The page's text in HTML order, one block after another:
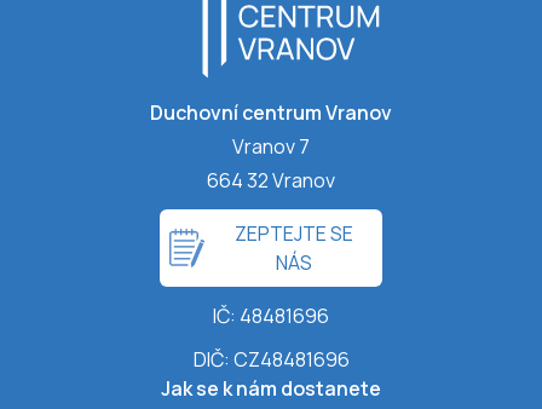
Duchovní centrum Vranov
Vranov 7
664 32 Vranov
ZEPTEJTE SE
NÁS
IČ: 48481696
DIČ: CZ48481696
Jak se k nám dostanete